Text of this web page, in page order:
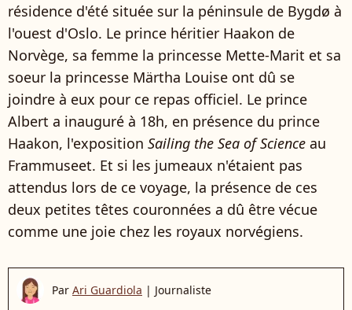
résidence d'été située sur la péninsule de Bygdø à
l'ouest d'Oslo. Le prince héritier Haakon de
Norvège, sa femme la princesse Mette-Marit et sa
soeur la princesse Märtha Louise ont dû se
joindre à eux pour ce repas officiel. Le prince
Albert a inauguré à 18h, en présence du prince
Haakon, l'exposition Sailing the Sea of Science au
Frammuseet. Et si les jumeaux n'étaient pas
attendus lors de ce voyage, la présence de ces
deux petites têtes couronnées a dû être vécue
comme une joie chez les royaux norvégiens.
Par Ari Guardiola | Journaliste